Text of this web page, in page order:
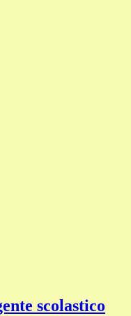
scolastico